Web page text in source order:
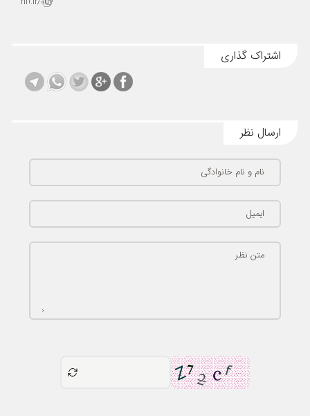
اشتراک گذاری
ارسال نظر
نام و نام خانوادگی
ایمیل
متن نظر